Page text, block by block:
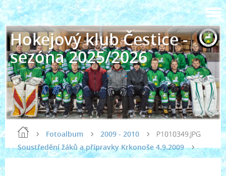
Hokejový klub Čestice -
sezóna 2025/2026
Fotoalbum
2009 - 2010
Soustředění žáků a přípravky Krkonoše 4.9.2009
P1010349.JPG